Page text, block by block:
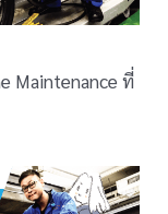
Maintenance ที่